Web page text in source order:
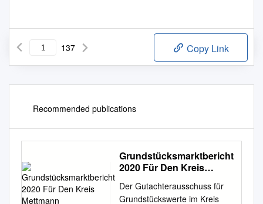
137 Copy Link
Recommended publications
Grundstücksmarktbericht
2020 Für Den Kreis
Der Gutachterausschuss für
Grundstückswerte im Kreis